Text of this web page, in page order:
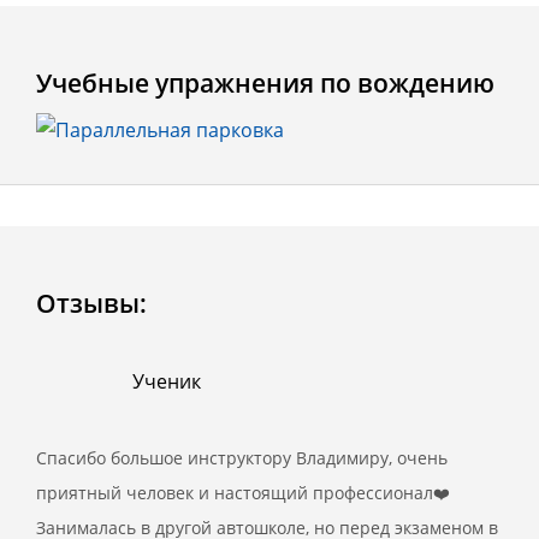
Учебные упражнения по вождению
Отзывы:
Ученик
Спасибо большое инструктору Владимиру, очень
приятный человек и настоящий профессионал❤️
Занималась в другой автошколе, но перед экзаменом в